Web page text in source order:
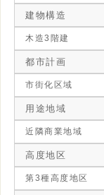
建物構造
木造3階建
都市計画
市街化区域
用途地域
近隣商業地域
高度地区
第3種高度地区